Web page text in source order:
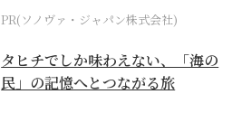
PR(ソノヴァ・ジャパン株式会社)
タヒチでしか味わえない、「海の
民」の記憶へとつながる旅